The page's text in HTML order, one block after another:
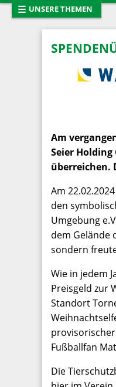
Startseite
☰ UNSERE THEMEN
Am
Seier
überreichen.
Am
den
Umgebung
dem Gelände
sondern
Wie in jedem
Preisgeld zur
Standort
Fußballfan
Die